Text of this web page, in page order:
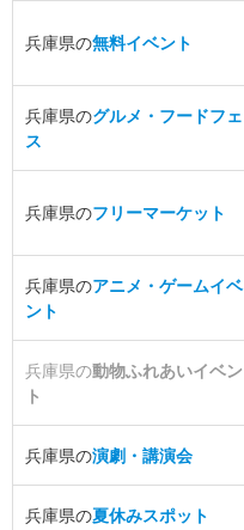
兵庫県の無料イベント
兵庫県のグルメ・フードフェ
ス
兵庫県のフリーマーケット
兵庫県のアニメ・ゲームイベ
ント
兵庫県の動物ふれあいイベン
ト
兵庫県の演劇・講演会
兵庫県の夏休みスポット